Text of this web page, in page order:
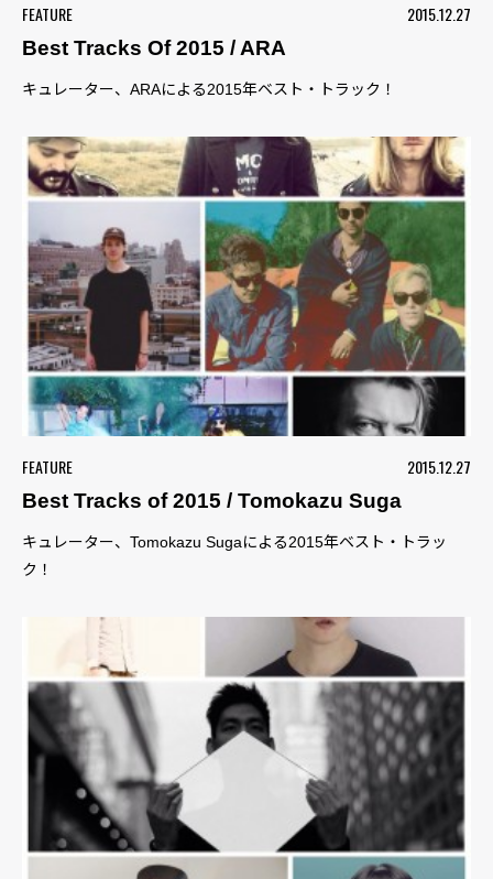
FEATURE
2015.12.27
Best Tracks Of 2015 / ARA
キュレーター、ARAによる2015年ベスト・トラック！
FEATURE
2015.12.27
Best Tracks of 2015 / Tomokazu Suga
キュレーター、Tomokazu Sugaによる2015年ベスト・トラッ
ク！